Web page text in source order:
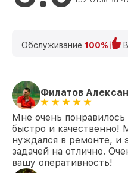
Обслуживание 100%
Филатов
Мне очень
быстро и качественно!
нуждался в ремонте, и
задачей на отлично.
вашу оперативность!